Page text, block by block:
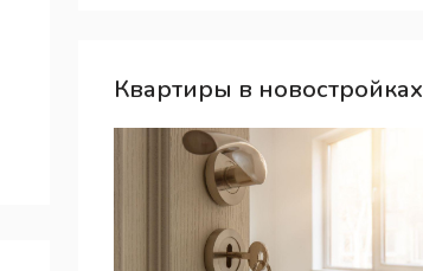
Квартиры в новостройках